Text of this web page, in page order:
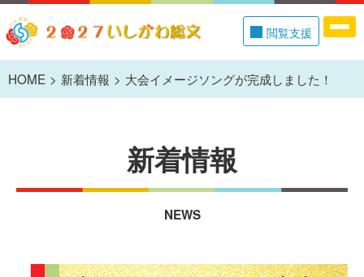
HOME 新着情報 大会イメージソングが完成しました！
新着情報
NEWS
閲覧支援